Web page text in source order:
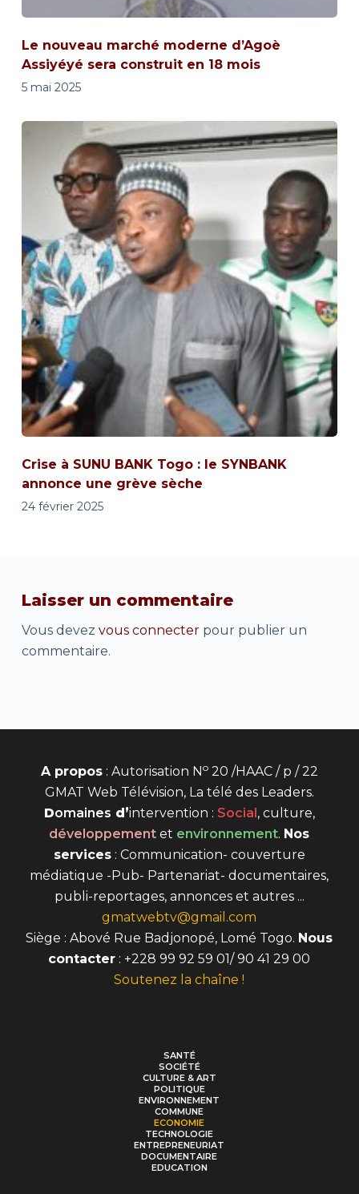
Le nouveau marché moderne d’Agoè
Assiyéyé sera construit en 18 mois
5 mai 2025
Crise à SUNU BANK Togo : le SYNBANK
annonce une grève sèche
24 février 2025
Laisser un commentaire
Vous devez vous connecterpour publier un
commentaire.
A propos: Autorisation No20 /HAAC / p / 22
GMAT Web Télévision, La télé des Leaders.
Domaines d’intervention : Social, culture,
développement et environnement. Nos
services: Communication- couverture
médiatique -Pub- Partenariat- documentaires,
publi-reportages, annonces et autres ...
gmatwebtv@gmail.com
Siège : Abové Rue Badjonopé, Lomé Togo. Nous
contacter : +228 99 92 59 01/ 90 41 29 00
Soutenez la chaîne !
SANTÉ
SOCIÉTÉ
CULTURE & ART
POLITIQUE
ENVIRONNEMENT
COMMUNE
ECONOMIE
TECHNOLOGIE
ENTREPRENEURIAT
DOCUMENTAIRE
EDUCATION